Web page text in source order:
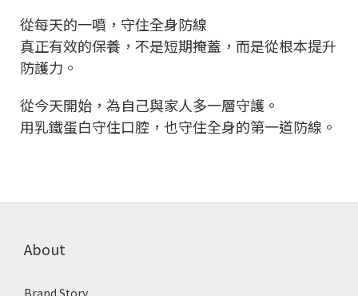
從每天的一噴，守住全身防線
真正有效的保養，不是短期掩蓋，而是從根本提升
防護力。
從今天開始，為自己與家人多一層守護。
用乳鐵蛋白守住口腔，也守住全身的第一道防線。
About
Brand Story